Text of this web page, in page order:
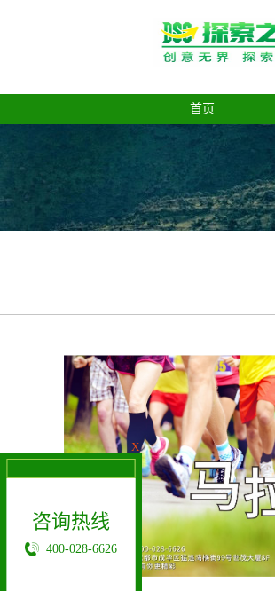
首页
X
咨询热线
400-028-6626